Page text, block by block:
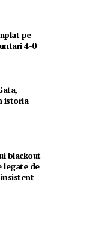
pe
4-0
istoria
blackout
legate de